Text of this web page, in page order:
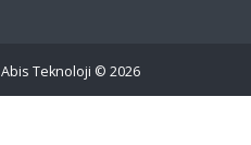
Abis Teknoloji © 2026